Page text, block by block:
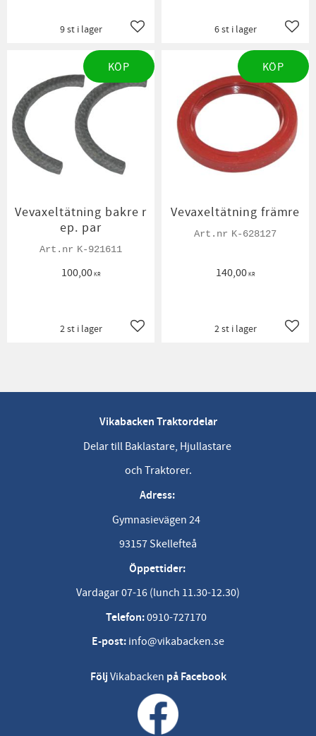
Lägg till i favoriter
9 st i lager 6 st i lager
Vevaxeltätning bakre r
ep. par
K-921611
100,00KR
Lägg till i favoriter
2 st i lager
KÖP
Vevaxeltätning främre
K-628127
140,00KR
2 st i lager
KÖP
Vikabacken Traktordelar
Delar till Baklastare, Hjullastare
och Traktorer.
Adress:
Gymnasievägen 24
93157 Skellefteå
Öppettider:
Vardagar 07-16 (lunch 11.30-12.30)
Telefon:0910-727170
E-post: info@vikabacken.se
FöljVikabacken på Facebook